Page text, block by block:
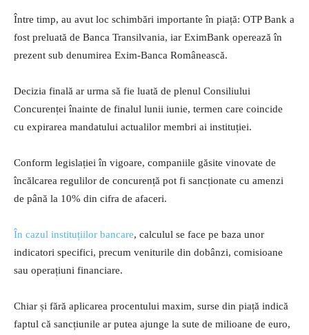
Între timp, au avut loc schimbări importante în piață: OTP Bank a
fost preluată de Banca Transilvania, iar EximBank operează în
prezent sub denumirea Exim-Banca Românească.
Decizia finală ar urma să fie luată de plenul Consiliului
Concurenței înainte de finalul lunii iunie, termen care coincide
cu expirarea mandatului actualilor membri ai instituției.
Conform legislației în vigoare, companiile găsite vinovate de
încălcarea regulilor de concurență pot fi sancționate cu amenzi
de până la 10% din cifra de afaceri.
În cazul instituțiilor bancare, calculul se face pe baza unor
indicatori specifici, precum veniturile din dobânzi, comisioane
sau operațiuni financiare.
Chiar și fără aplicarea procentului maxim, surse din piață indică
faptul că sancțiunile ar putea ajunge la sute de milioane de euro,